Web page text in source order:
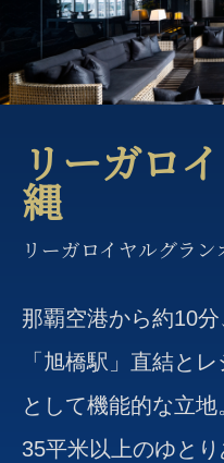
リーガロ
縄
リーガロイヤルグラン
那覇空港から約10
「旭橋駅」直結と
として機能的な立地
35平米以上のゆと